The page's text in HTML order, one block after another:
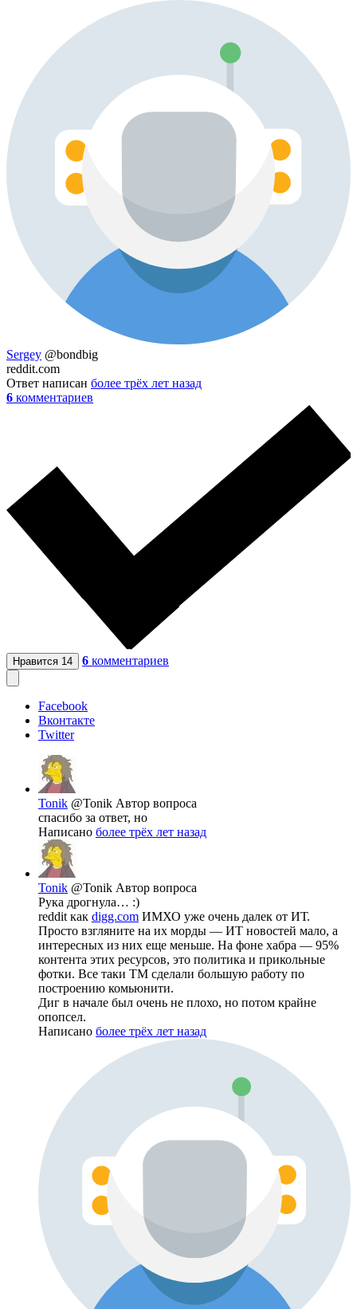
Sergey @bondbig
reddit.com
Ответ написан более трёх лет назад
6 комментариев
Нравится 14 6 комментариев
Facebook
Вконтакте
Twitter
Tonik @Tonik Автор вопроса
спасибо за ответ, но
Написано более трёх лет назад
Tonik @Tonik Автор вопроса
Рука дрогнула… :)
reddit как digg.com ИМХО уже очень далек от ИТ.
Просто взгляните на их морды — ИТ новостей мало, а
интересных из них еще меньше. На фоне хабра — 95%
контента этих ресурсов, это политика и прикольные
фотки. Все таки ТМ сделали большую работу по
построению комьюнити.
Диг в начале был очень не плохо, но потом крайне
опопсел.
Написано более трёх лет назад